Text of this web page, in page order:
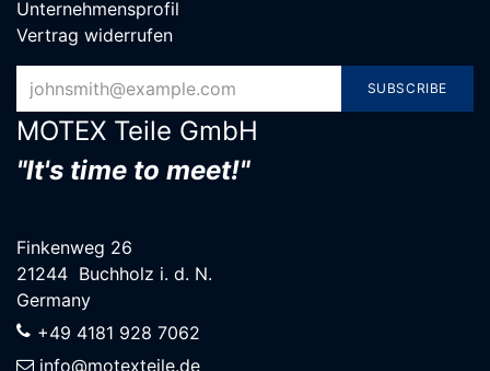
Unternehmensprofil
Vertrag widerrufen
SUBSCRIBE
MOTEX Teile G​mbH
"It's time to meet!"
Finkenweg 26
21244 Buchholz i. d. N.
Germany
+49 4181 928 7062
info@motexteile.de